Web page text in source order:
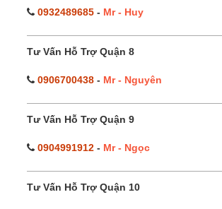
0932489685 - Mr - Huy
Tư Vấn Hỗ Trợ Quận 8
0906700438 - Mr - Nguyên
Tư Vấn Hỗ Trợ Quận 9
0904991912 - Mr - Ngọc
Tư Vấn Hỗ Trợ Quận 10